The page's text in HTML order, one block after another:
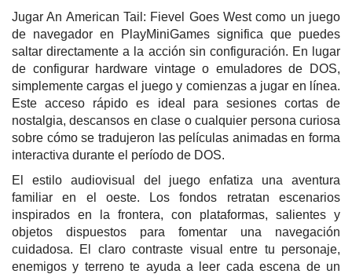
Jugar An American Tail: Fievel Goes West como un juego
de navegador en PlayMiniGames significa que puedes
saltar directamente a la acción sin configuración. En lugar
de configurar hardware vintage o emuladores de DOS,
simplemente cargas el juego y comienzas a jugar en línea.
Este acceso rápido es ideal para sesiones cortas de
nostalgia, descansos en clase o cualquier persona curiosa
sobre cómo se tradujeron las películas animadas en forma
interactiva durante el período de DOS.
El estilo audiovisual del juego enfatiza una aventura
familiar en el oeste. Los fondos retratan escenarios
inspirados en la frontera, con plataformas, salientes y
objetos dispuestos para fomentar una navegación
cuidadosa. El claro contraste visual entre tu personaje,
enemigos y terreno te ayuda a leer cada escena de un